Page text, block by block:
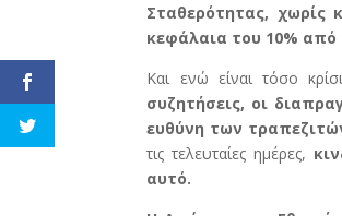
Σταθερότητας,
κεφάλαια του 10% από
Και ενώ είναι τόσο
συζητήσεις, οι
ευθύνη των
τις τελευταίες ημέρες,
αυτό.